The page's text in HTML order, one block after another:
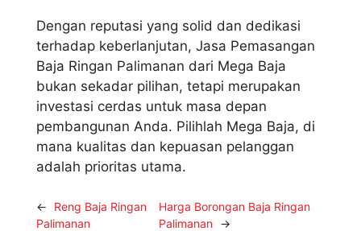
Dengan reputasi yang solid dan dedikasi
terhadap keberlanjutan, Jasa Pemasangan
Baja Ringan Palimanan dari Mega Baja
bukan sekadar pilihan, tetapi merupakan
investasi cerdas untuk masa depan
pembangunan Anda. Pilihlah Mega Baja, di
mana kualitas dan kepuasan pelanggan
adalah prioritas utama.
←
Reng Baja Ringan
Palimanan
Harga Borongan Baja Ringan
Palimanan →